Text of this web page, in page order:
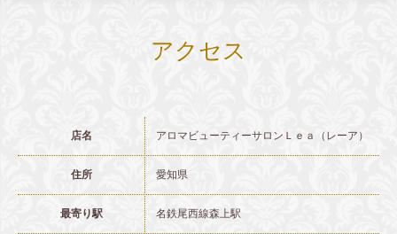
アクセス
店名 アロマビューティーサロンＬｅａ（レーア）
住所 愛知県
最寄り駅 名鉄尾西線森上駅